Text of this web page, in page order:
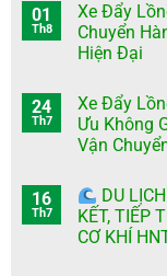
01
Th8
Xe Đẩy
Chuyển
Hiện Đại
24
Th7
Xe Đẩy
Ưu Không
Vận
16
Th7
DU
KẾT, TIẾP
CƠ KHÍ